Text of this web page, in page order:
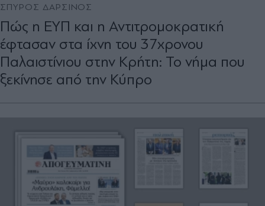
ΣΠΥΡΟΣ ΔΑΡΣΙΝΟΣ
Πώς η ΕΥΠ και η Αντιτρομοκρατική
έφτασαν στα ίχνη του 37χρονου
Παλαιστίνιου στην Κρήτη: Το νήμα που
ξεκίνησε από την Κύπρο